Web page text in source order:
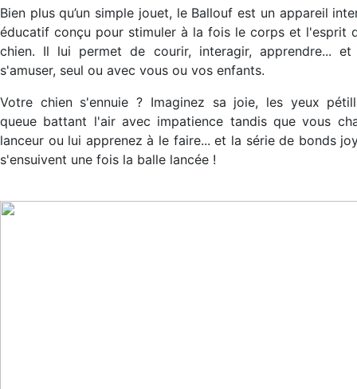
Bien plus qu’un simple jouet, le Ballouf est un appareil
éducatif conçu pour stimuler à la fois le corps et l'esprit
chien. Il lui permet de courir, interagir, apprendre... et
s'amuser, seul ou avec vous ou vos enfants.
Votre chien s'ennuie ? Imaginez sa joie, les yeux
queue battant l'air avec impatience tandis que vous
lanceur ou lui apprenez à le faire... et la série de bonds
s'ensuivent une fois la balle lancée !